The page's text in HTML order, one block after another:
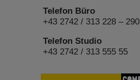
Telefon Büro
+43 2742 / 313 228 – 290
Telefon Studio
+43 2742 / 313 555 55